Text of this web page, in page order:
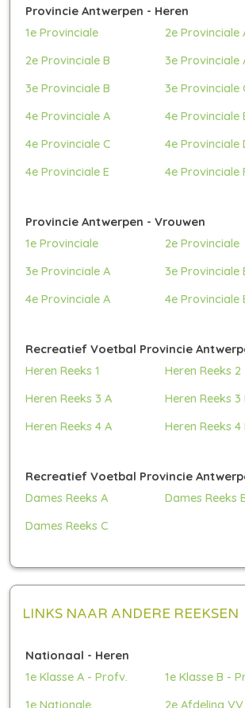
Provincie Antwerpen - Heren
1e Provinciale
2e Provinciale
2e Provinciale B
3e Provinciale
3e Provinciale B
3e Provinciale
4e Provinciale A
4e Provinciale
4e Provinciale C
4e Provinciale
4e Provinciale E
4e Provinciale
Provincie Antwerpen - Vrouwen
1e Provinciale
2e Provinciale
3e Provinciale A
3e Provinciale
4e Provinciale A
4e Provinciale
Recreatief Voetbal Provincie
Heren Reeks 1
Heren Reeks 2
Heren Reeks 3 A
Heren Reeks 3
Heren Reeks 4 A
Heren Reeks 4
Recreatief Voetbal Provincie
Dames Reeks A
Dames Reeks
Dames Reeks C
LINKS NAAR ANDERE REEKSEN
Nationaal - Heren
1e Klasse A - Profv.
1e Klasse B -
1e Nationale
2e Afdeling